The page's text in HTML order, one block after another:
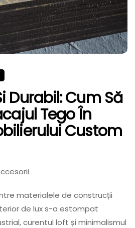
Durabil: Cum Să
Tego În
Custom
materialele de construcții
de lux s-a estompat
curentul loft și minimalismul